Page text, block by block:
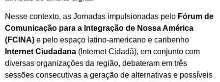
Nesse contexto, as Jornadas impulsionadas pelo Fórum de
Comunicação para a Integração de Nossa América
(FCINA) e pelo espaço latino-americano e caribenho
Internet Ciudadana (Internet Cidadã), em conjunto com
diversas organizações da região, debateram em três
sessões consecutivas a geração de alternativas e possíveis